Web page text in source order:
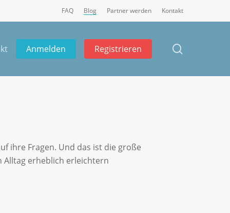
FAQ Blog Partner werden Kontakt
kt Anmelden Registrieren
SMS und
ihre Fragen. Und das ist die große
Alltag erheblich erleichtern